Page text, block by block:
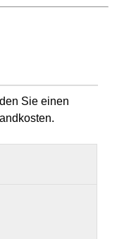
Sie einen